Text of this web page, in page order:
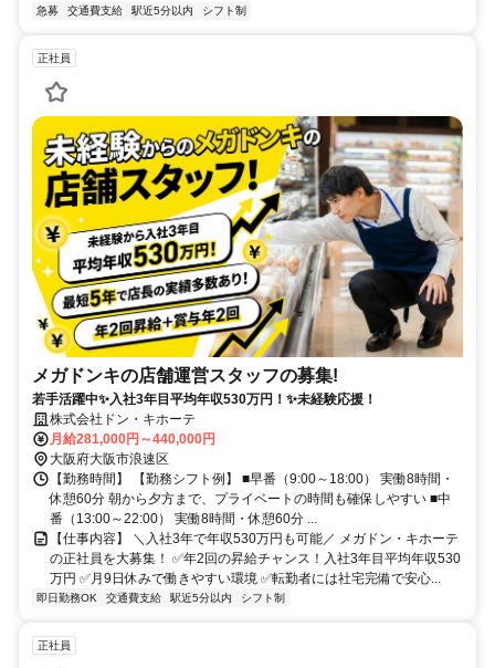
急募 交通費支給 駅近5分以内 シフト制
正社員
メガドンキの店舗運営スタッフの募集!
若手活躍中✨入社3年目平均年収530万円！✨未経験応援！
株式会社ドン・キホーテ
月給281,000円～440,000円
大阪府大阪市浪速区
【勤務時間】 【勤務シフト例】 ■早番（9:00～18:00） 実働8時間・
休憩60分 朝から夕方まで、プライベートの時間も確保しやすい ■中
番（13:00～22:00） 実働8時間・休憩60分 ...
【仕事内容】 ＼入社3年で年収530万円も可能／ メガドン・キホーテ
の正社員を大募集！ ✅年2回の昇給チャンス！入社3年目平均年収530
万円 ✅月9日休みで働きやすい環境 ✅転勤者には社宅完備で安心...
即日勤務OK 交通費支給 駅近5分以内 シフト制
正社員